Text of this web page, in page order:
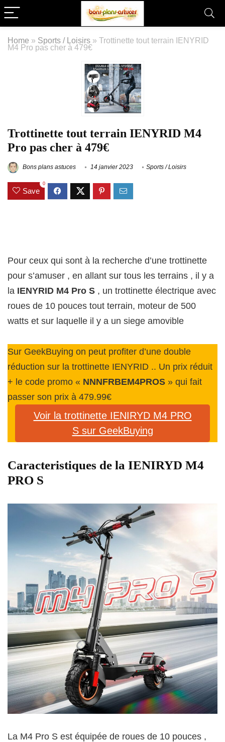
Home » Sports / Loisirs » Trottinette tout terrain IENYRID
M4 Pro pas cher à 479€
Trottinette tout terrain IENYRID M4
Pro pas cher à 479€
Bons plans astuces 14 janvier 2023 Sports / Loisirs
Save
0
Pour ceux qui sont à la recherche d’une trottinette
pour s’amuser , en allant sur tous les terrains , il y a
la IENYRID M4 Pro S , un trottinette électrique avec
roues de 10 pouces tout terrain, moteur de 500
watts et sur laquelle il y a un siege amovible
Sur GeekBuying on peut profiter d’une double
réduction sur la trottinette IENYRID .. Un prix réduit
+ le code promo « NNNFRBEM4PROS » qui fait
passer son prix à 479.99€
Voir la trottinette IENIRYD M4 PRO
S sur GeekBuying
Caracteristiques de la IENIRYD M4
PRO S
La M4 Pro S est équipée de roues de 10 pouces ,